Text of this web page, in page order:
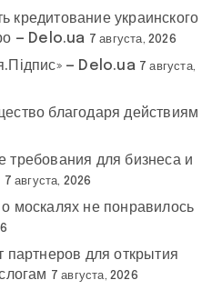
украинского
— Delo.ua 7 августа, 2026
— Delo.ua 7 августа,
благодаря действиям
требования для бизнеса и
7 августа, 2026
москалях не понравилось
для открытия
7 августа, 2026